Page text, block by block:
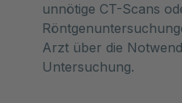
unnötige CT-Scans
Arzt über die
Untersuchung.